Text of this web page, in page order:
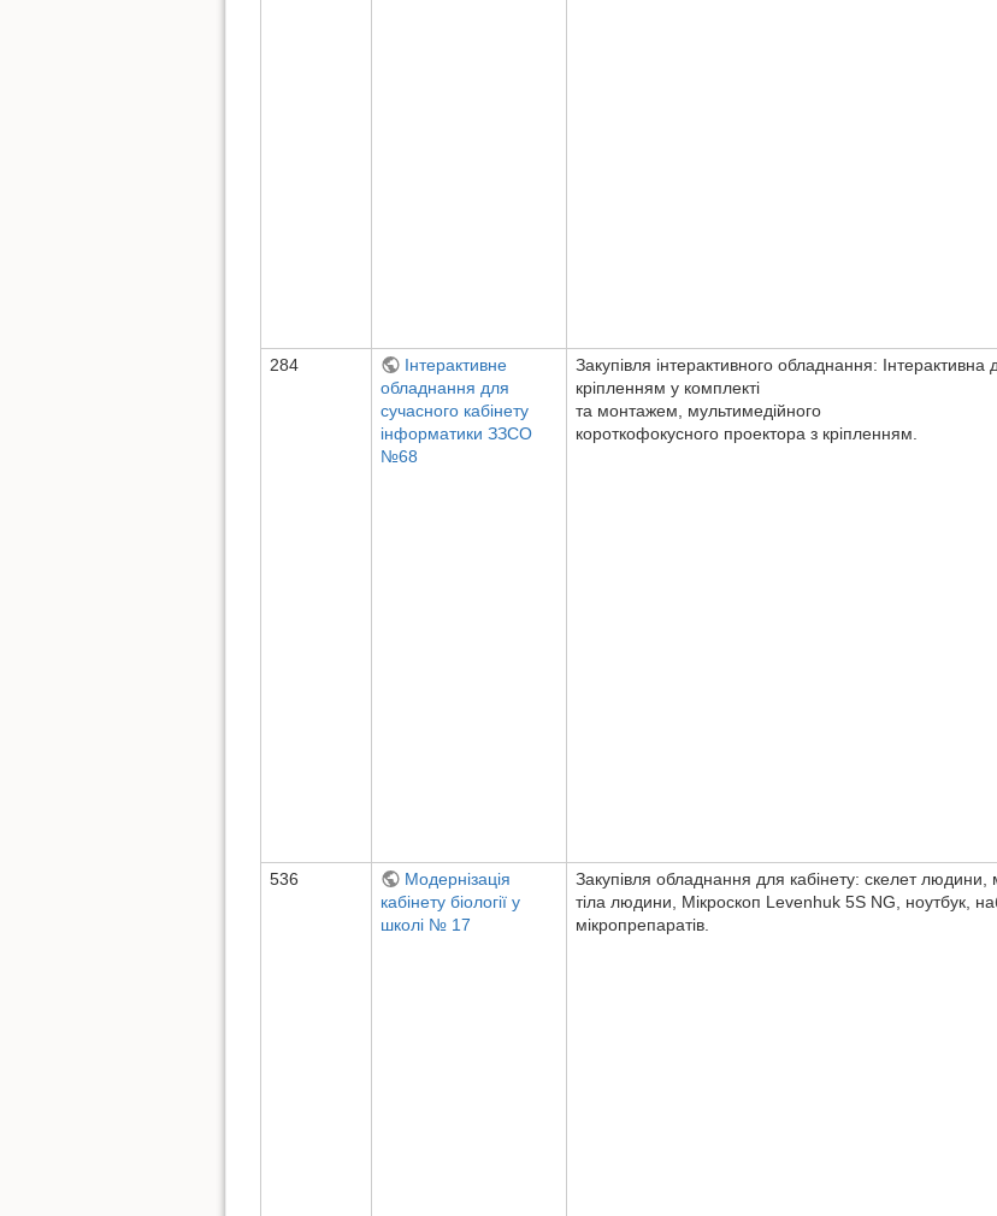
284
Інтерактивне
обладнання для
сучасного кабінету
інформатики ЗЗСО
№68
Закупівля інтерактивного обладнання: Інтерактивна
кріпленням у комплекті
та монтажем, мультимедійного
короткофокусного проектора з кріпленням.
536
Модернізація
кабінету біології у
школі № 17
Закупівля обладнання для кабінету: скелет людини,
тіла людини, Мікроскоп Levenhuk 5S NG, ноутбук,
мікропрепаратів.